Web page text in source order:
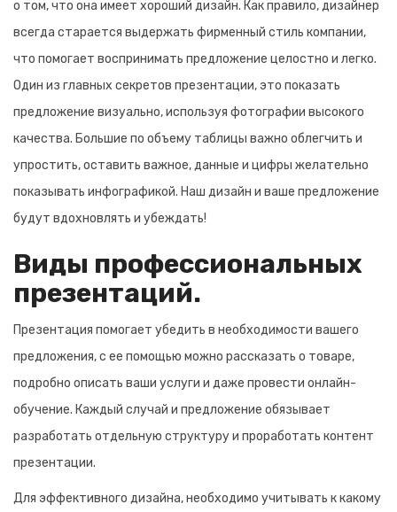
о том, что она имеет хороший дизайн. Как правило, дизайнер
всегда старается выдержать фирменный стиль компании,
что помогает воспринимать предложение целостно и легко.
Один из главных секретов презентации, это показать
предложение визуально, используя фотографии высокого
качества. Большие по объему таблицы важно облегчить и
упростить, оставить важное, данные и цифры желательно
показывать инфографикой. Наш дизайн и ваше предложение
будут вдохновлять и убеждать!
Виды профессиональных
презентаций.
Презентация помогает убедить в необходимости вашего
предложения, с ее помощью можно рассказать о товаре,
подробно описать ваши услуги и даже провести онлайн-
обучение. Каждый случай и предложение обязывает
разработать отдельную структуру и проработать контент
презентации.
Для эффективного дизайна, необходимо учитывать к какому